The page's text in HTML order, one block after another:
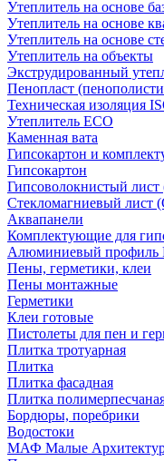
Утеплитель на основе
Утеплитель на основе
Утеплитель на основе
Утеплитель на объекты
Экструдированный
Пенопласт
Техническая изоляция
Утеплитель ECO
Каменная вата
Гипсокартон и
Гипсокартон
Гипсоволокнистый
Стекломагниевый
Аквапанели
Комплектующие для
Алюминиевый профиль
Пены, герметики, клеи
Пены монтажные
Герметики
Клеи готовые
Пистолеты для пен и
Плитка тротуарная
Плитка
Плитка фасадная
Плитка
Бордюры, поребрики
Водостоки
МАФ Малые